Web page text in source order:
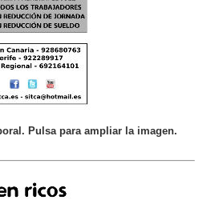
Pulsa para ampliar la imagen.